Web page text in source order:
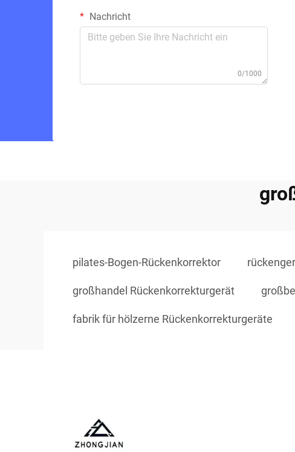
Nachricht
0/1000
pilates-Bogen-Rückenkorrektor
großhandel Rückenkorrekturgerät
fabrik für hölzerne Rückenkorrekturgeräte